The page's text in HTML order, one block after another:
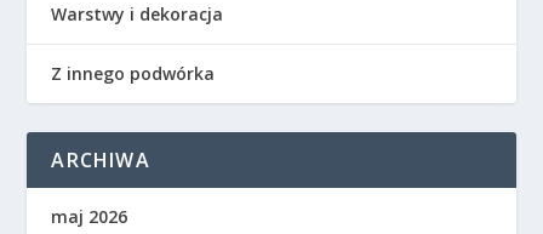
Warstwy i dekoracja
Z innego podwórka
ARCHIWA
maj 2026